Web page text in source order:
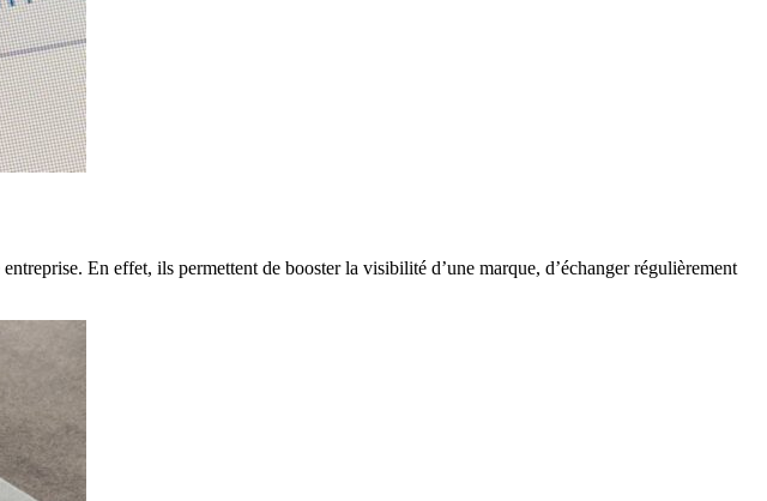
En effet, ils permettent de booster la visibilité d’une marque, d’échanger régulièrement